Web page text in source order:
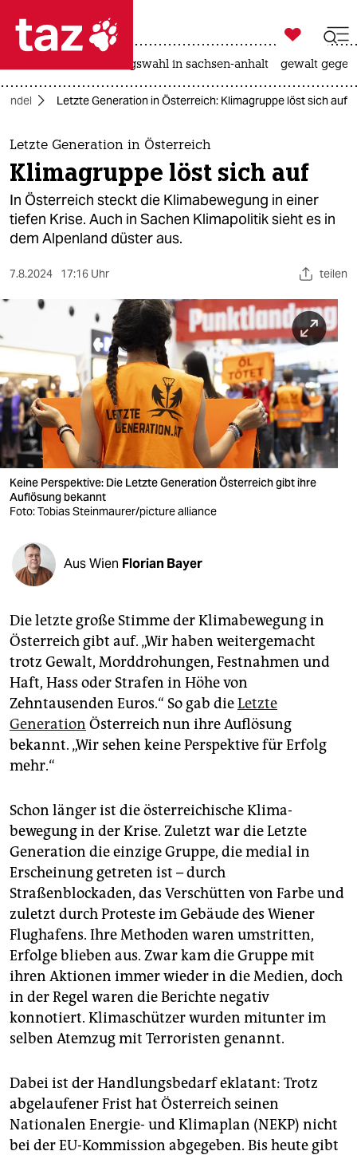
 taz zahl ich
taz zahl ich
themen
politik
öko
gesellschaft
berlin
nord
wahrheit
verlag
verlag
shop
fragen & hilfe
unterstützen
abo
genossenschaft
epaper login

taz zahl ich
landtagswahl in sachsen-anhalt gewalt
Letzte Generation in Österreich: Klimagruppe löst sich auf
Letzte Generation in Österreich
Klimagruppe löst sich auf
In Österreich steckt die Klimabewegung in einer
tiefen Krise. Auch in Sachen Klimapolitik sieht es in
dem Alpenland düster aus.
7.8.2024 17:16 Uhr teilen
Keine Perspektive: Die Letzte Generation Österreich gibt ihre
Auflösung bekannt
Foto: Tobias Steinmaurer/picture alliance
Aus Wien Florian Bayer
Die letzte große Stimme der Klimabewegung in
Österreich gibt auf. „Wir haben weitergemacht
trotz Gewalt, Morddrohungen, Festnahmen und
Haft, Hass oder Strafen in Höhe von
Zehntausenden Euros.“ So gab dieLetzte
Generation Österreich nun ihre Auflösung
bekannt. „Wir sehen keine Perspektive für Erfolg
mehr.“
Schon länger ist die österreichische Klima­
bewegung in der Krise. Zuletzt war die Letzte
Generation die einzige Gruppe, die medial in
Erscheinung getreten ist – durch
Straßenblockaden, das Verschütten von Farbe und
zuletzt durch Proteste im Gebäude des Wiener
Flughafens. Ihre Methoden waren umstritten,
Erfolge blieben aus. Zwar kam die Gruppe mit
ihren Aktionen immer wieder in die Medien, doch
in der Regel waren die Berichte negativ
konnotiert. Klimaschützer wurden mitunter im
selben Atemzug mit Terroristen genannt.
Dabei ist der Handlungsbedarf eklatant: Trotz
abgelaufener Frist hat Österreich seinen
Nationalen Energie- und Klimaplan (NEKP) nicht
bei der EU-Kommission abgegeben. Bis heute gibt